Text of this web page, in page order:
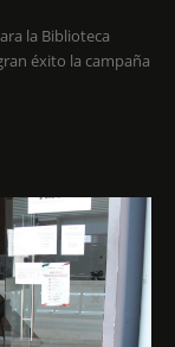
la Biblioteca